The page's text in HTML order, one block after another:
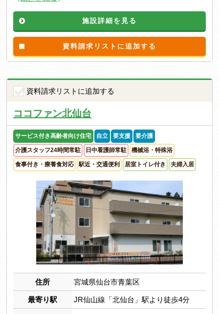
施設詳細を見る
資料請求リストに追加する
資料請求リストに追加する
ココファン北仙台
サービス付き高齢者向け住宅 自立 要支援 要介護
介護スタッフ24時間常駐 日中看護師常駐 機械浴・特殊浴
食事付き・療養食対応 駅近・交通便利 居室トイレ付き 夫婦入居
住所 宮城県仙台市青葉区
最寄り駅 JR仙山線「北仙台」駅より徒歩4分